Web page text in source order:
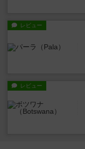
レビュー
レビュー